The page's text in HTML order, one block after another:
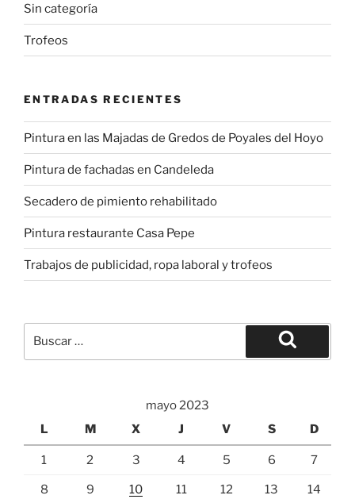
Sin categoría
Trofeos
ENTRADAS RECIENTES
Pintura en las Majadas de Gredos de Poyales del Hoyo
Pintura de fachadas en Candeleda
Secadero de pimiento rehabilitado
Pintura restaurante Casa Pepe
Trabajos de publicidad, ropa laboral y trofeos
por:
Buscar
mayo 2023
L
M X J V S D
1 2 3 4 5 6 7
8 9 10 11 12 13 14